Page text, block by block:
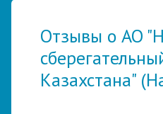
Отзывы о АО
Казахстана"